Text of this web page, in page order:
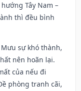
Tây Nam –
thì đều bình
Mưu sự khó thành,
nên hoãn lại.
của nếu đi
phòng tranh cãi,